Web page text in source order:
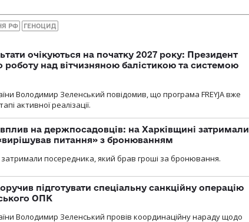
РФ ГЕНОЦИД
очікуються на початку 2027 року: Президент
роботу над вітчизняною балістикою та системою
Володимир Зеленський повідомив, що програма FREYJA вже
активної реалізації.
на держпосадовців: на Харківщині затримали
питання» з бронюванням
посередника, який брав гроші за бронювання.
підготувати спеціальну санкційну операцію
ОПК
Володимир Зеленський провів координаційну нараду щодо